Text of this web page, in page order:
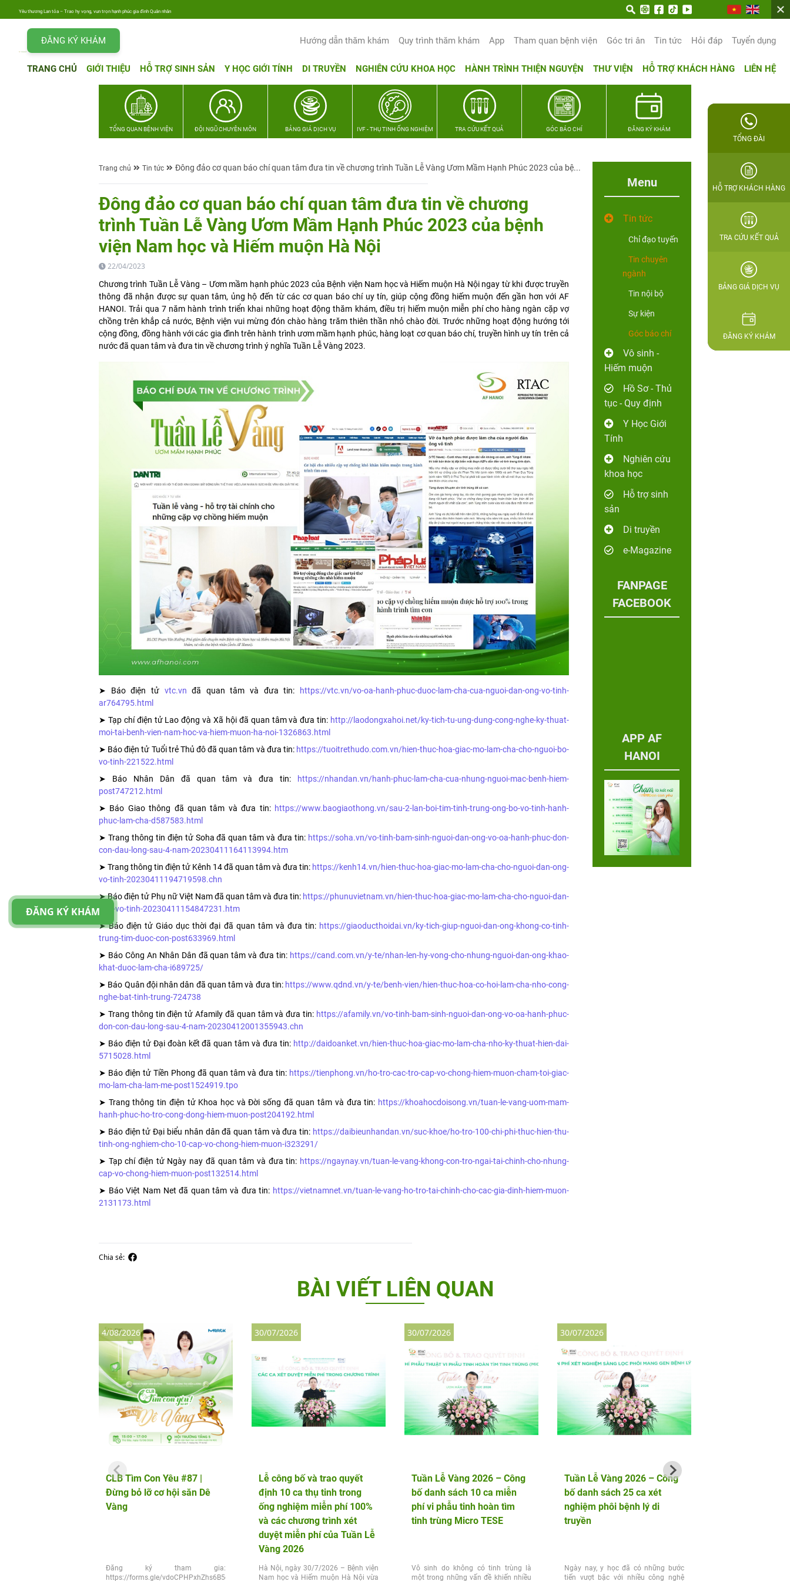
Yêu thương Lan tỏa – Trao hy vọng, vun trọn hạnh phúc gia đình Quân nhân
ĐĂNG KÝ KHÁM Hướng dẫn thăm khám Quy trình thăm khám App Tham quan bệnh viện Góc tri ân Tin tức Hỏi đáp Tuyển dụng
TRANG CHỦ GIỚI THIỆU HỖ TRỢ SINH SẢN Y HỌC GIỚI TÍNH DI TRUYỀN NGHIÊN CỨU KHOA HỌC HÀNH TRÌNH THIỆN NGUYỆN THƯ VIỆN HỖ TRỢ KHÁCH HÀNG LIÊN HỆ
TỔNG QUAN BỆNH VIỆN ĐỘI NGŨ CHUYÊN MÔN BẢNG GIÁ DỊCH VỤ IVF - THỤ TINH ỐNG NGHIỆM TRA CỨU KẾT QUẢ GÓC BÁO CHÍ ĐĂNG KÝ KHÁM
Trang chủ Tin tức Đông đảo cơ quan báo chí quan tâm đưa tin về chương trình Tuần Lễ Vàng Ươm Mầm Hạnh Phúc 2023 của bệ...
Đông đảo cơ quan báo chí quan tâm đưa tin về chương
trình Tuần Lễ Vàng Ươm Mầm Hạnh Phúc 2023 của bệnh
viện Nam học và Hiếm muộn Hà Nội
22/04/2023
Chương trình Tuần Lễ Vàng – Ươm mầm hạnh phúc 2023 của Bệnh viện Nam học và Hiếm muộn Hà Nội ngay từ khi được truyền
thông đã nhận được sự quan tâm, ủng hộ đến từ các cơ quan báo chí uy tín, giúp cộng đồng hiếm muộn đến gần hơn với AF
HANOI. Trải qua 7 năm hành trình triển khai những hoạt động thăm khám, điều trị hiếm muộn miễn phí cho hàng ngàn cặp vợ
chồng trên khắp cả nước, Bệnh viện vui mừng đón chào hàng trăm thiên thần nhỏ chào đời. Trước những hoạt động hướng tới
cộng đồng, đồng hành với các gia đình trên hành trình ươm mầm hạnh phúc, hàng loạt cơ quan báo chí, truyền hình uy tín trên cả
nước đã quan tâm và đưa tin về chương trình ý nghĩa Tuần Lễ Vàng 2023.
➤ Báo điện tử vtc.vn đã quan tâm và đưa tin:
https://vtc.vn/vo-oa-hanh-phuc-duoc-lam-cha-cua-nguoi-dan-ong-vo-tinh-
ar764795.html
➤ Tạp chí điện tử Lao động và Xã hội đã quan tâm và đưa tin: http://laodongxahoi.net/ky-tich-tu-ung-dung-cong-nghe-ky-thuat-
moi-tai-benh-vien-nam-hoc-va-hiem-muon-ha-noi-1326863.html
➤ Báo điện tử Tuổi trẻ Thủ đô đã quan tâm và đưa tin: https://tuoitrethudo.com.vn/hien-thuc-hoa-giac-mo-lam-cha-cho-nguoi-bo-
vo-tinh-221522.html
➤ Báo Nhân Dân đã quan tâm và đưa tin:
https://nhandan.vn/hanh-phuc-lam-cha-cua-nhung-nguoi-mac-benh-hiem-
post747212.html
➤ Báo Giao thông đã quan tâm và đưa tin: https://www.baogiaothong.vn/sau-2-lan-boi-tim-tinh-trung-ong-bo-vo-tinh-hanh-
phuc-lam-cha-d587583.html
➤ Trang thông tin điện tử Soha đã quan tâm và đưa tin: https://soha.vn/vo-tinh-bam-sinh-nguoi-dan-ong-vo-oa-hanh-phuc-don-
con-dau-long-sau-4-nam-20230411164113994.htm
➤ Trang thông tin điện tử Kênh 14 đã quan tâm và đưa tin: https://kenh14.vn/hien-thuc-hoa-giac-mo-lam-cha-cho-nguoi-dan-ong-
vo-tinh-20230411194719598.chn
➤ Báo điện tử Phụ nữ Việt Nam đã quan tâm và đưa tin: https://phunuvietnam.vn/hien-thuc-hoa-giac-mo-lam-cha-cho-nguoi-dan-
ong-vo-tinh-20230411154847231.htm
➤ Báo điện tử Giáo dục thời đại đã quan tâm và đưa tin: https://giaoducthoidai.vn/ky-tich-giup-nguoi-dan-ong-khong-co-tinh-
trung-tim-duoc-con-post633969.html
➤ Báo Công An Nhân Dân đã quan tâm và đưa tin: https://cand.com.vn/y-te/nhan-len-hy-vong-cho-nhung-nguoi-dan-ong-khao-
khat-duoc-lam-cha-i689725/
➤ Báo Quân đội nhân dân đã quan tâm và đưa tin: https://www.qdnd.vn/y-te/benh-vien/hien-thuc-hoa-co-hoi-lam-cha-nho-cong-
nghe-bat-tinh-trung-724738
➤ Trang thông tin điện tử Afamily đã quan tâm và đưa tin: https://afamily.vn/vo-tinh-bam-sinh-nguoi-dan-ong-vo-oa-hanh-phuc-
don-con-dau-long-sau-4-nam-20230412001355943.chn
➤ Báo điện tử Đại đoàn kết đã quan tâm và đưa tin: http://daidoanket.vn/hien-thuc-hoa-giac-mo-lam-cha-nho-ky-thuat-hien-dai-
5715028.html
➤ Báo điện tử Tiền Phong đã quan tâm và đưa tin: https://tienphong.vn/ho-tro-cac-tro-cap-vo-chong-hiem-muon-cham-toi-giac-
mo-lam-cha-lam-me-post1524919.tpo
➤ Trang thông tin điện tử Khoa học và Đời sống đã quan tâm và đưa tin: https://khoahocdoisong.vn/tuan-le-vang-uom-mam-
hanh-phuc-ho-tro-cong-dong-hiem-muon-post204192.html
➤ Báo điện tử Đại biểu nhân dân đã quan tâm và đưa tin: https://daibieunhandan.vn/suc-khoe/ho-tro-100-chi-phi-thuc-hien-thu-
tinh-ong-nghiem-cho-10-cap-vo-chong-hiem-muon-i323291/
➤ Tạp chí điện tử Ngày nay đã quan tâm và đưa tin: https://ngaynay.vn/tuan-le-vang-khong-con-tro-ngai-tai-chinh-cho-nhung-
cap-vo-chong-hiem-muon-post132514.html
➤ Báo Việt Nam Net đã quan tâm và đưa tin: https://vietnamnet.vn/tuan-le-vang-ho-tro-tai-chinh-cho-cac-gia-dinh-hiem-muon-
2131173.html
Chia sẻ:
Menu
Tin tức
Chỉ đạo tuyến
Tin chuyên
ngành
Tin nội bộ
Sự kiện
Góc báo chí
Vô sinh -
Hiếm muộn
Hồ Sơ - Thủ
tục - Quy định
Y Học Giới
Tính
Nghiên cứu
khoa học
Hỗ trợ sinh
sản
Di truyền
e-Magazine
FANPAGE
FACEBOOK
APP AF
HANOI
BÀI VIẾT LIÊN QUAN
CLB Tìm Con Yêu #87 |
Đừng bỏ lỡ cơ hội săn Dê
Vàng
Đăng ký tham gia:
https://forms.gle/vdoCPHPxhZhs6B5q6
4/08/2026
Lễ công bố và trao quyết
định 10 ca thụ tinh trong
ống nghiệm miễn phí 100%
và các chương trình xét
duyệt miễn phí của Tuần Lễ
Vàng 2026
Hà Nội, ngày 30/7/2026 – Bệnh viện
Nam học và Hiếm muộn Hà Nội vừa
30/07/2026
Tuần Lễ Vàng 2026 – Công
bố danh sách 10 ca miễn
phí vi phẫu tinh hoàn tìm
tinh trùng Micro TESE
Vô sinh do không có tinh trùng là
một trong những vấn đề khiến nhiều
30/07/2026
Tuần Lễ Vàng 2026 – Công
bố danh sách 25 ca xét
nghiệm phôi bệnh lý di
truyền
Ngày nay, y học đã có những bước
tiến vượt bậc với nhiều công nghệ
30/07/2026
TỔNG ĐÀI
HỖ TRỢ KHÁCH HÀNG
TRA CỨU KẾT QUẢ
BẢNG GIÁ DỊCH VỤ
ĐĂNG KÝ KHÁM
ĐĂNG KÝ KHÁM